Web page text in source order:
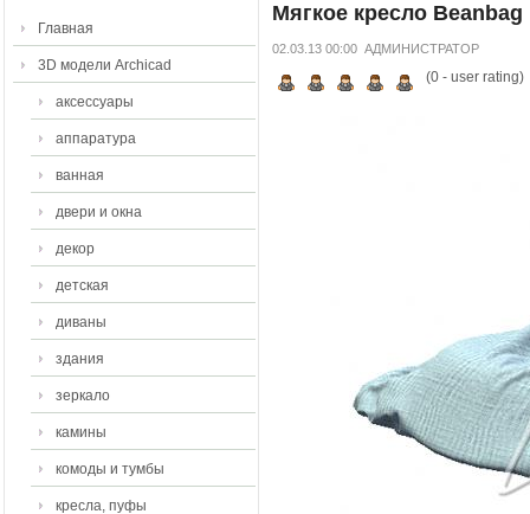
Главная
3D модели Archicad
аксессуары
аппаратура
ванная
двери и окна
декор
детская
диваны
здания
зеркало
камины
комоды и тумбы
кресла, пуфы
Мягкое кресло Beanbag
02.03.13 00:00 АДМИНИСТРАТОР
(0- user rating)